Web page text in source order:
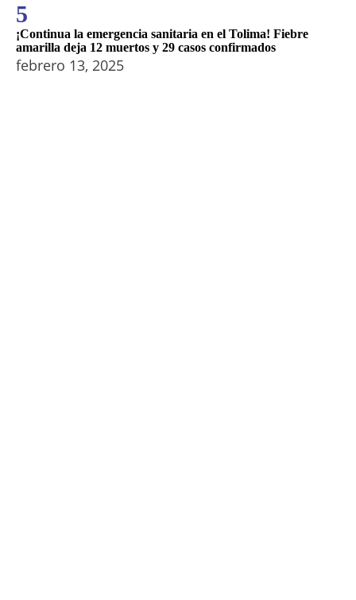
5
¡Continua la emergencia sanitaria en el Tolima! Fiebre
amarilla deja 12 muertos y 29 casos confirmados
febrero 13, 2025